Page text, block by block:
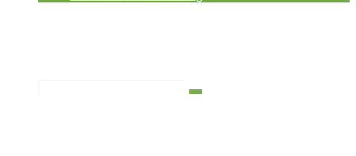
Suchen